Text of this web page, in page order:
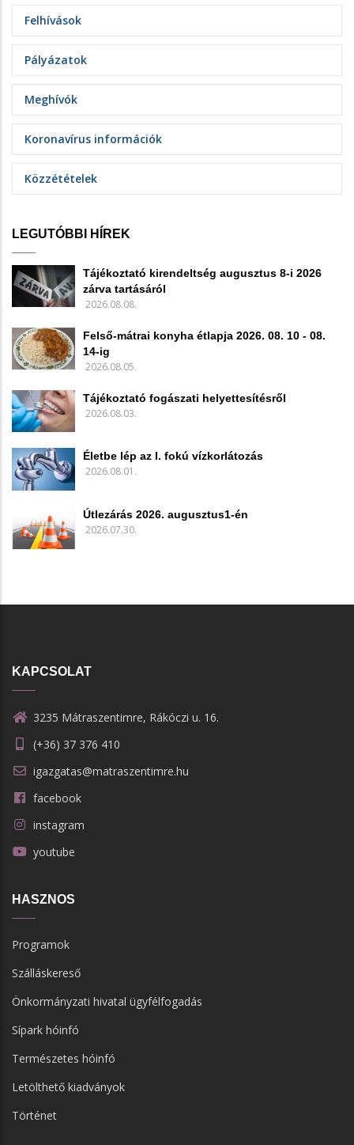
Felhívások
Pályázatok
Meghívók
Koronavírus információk
Közzétételek
LEGUTÓBBI HÍREK
Tájékoztató kirendeltség augusztus 8-i 2026
zárva tartásáról
2026.08.08.
Felső-mátrai konyha étlapja 2026. 08. 10 - 08.
14-ig
2026.08.05.
Tájékoztató fogászati helyettesítésről
2026.08.03.
Életbe lép az I. fokú vízkorlátozás
2026.08.01.
Útlezárás 2026. augusztus1-én
2026.07.30.
KAPCSOLAT
3235 Mátraszentimre, Rákóczi u. 16.
(+36) 37 376 410
igazgatas@matraszentimre.hu
facebook
instagram
youtube
HASZNOS
Programok
Szálláskereső
Önkormányzati hivatal ügyfélfogadás
Sípark hóinfó
Természetes hóinfó
Letölthető kiadványok
Történet